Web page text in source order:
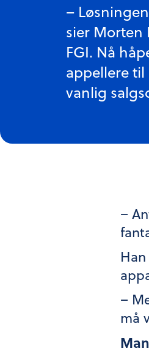
–
sier
FGI. Nå
appellere til
vanlig
–
–
må